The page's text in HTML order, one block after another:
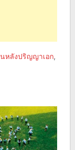
หลังปริญญาเอก,